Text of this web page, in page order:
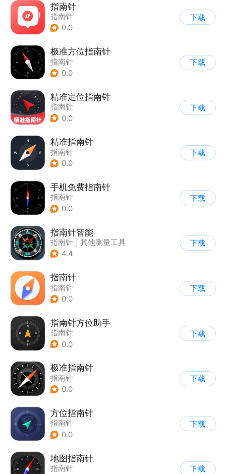
指南针
指南针
0.0
下载
极准方位指南针
指南针
0.0
下载
精准定位指南针
指南针
0.0
下载
精准指南针
指南针
0.0
下载
手机免费指南针
指南针
0.0
下载
指南针智能
指南针
其他测量工具
4.4
下载
指南针
指南针
0.0
下载
指南针方位助手
指南针
0.0
下载
极准指南针
指南针
0.0
下载
方位指南针
指南针
0.0
下载
地图指南针
指南针
下载